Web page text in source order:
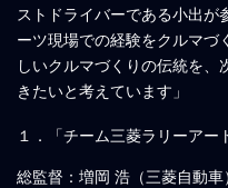
ストドライバーである小出が
ーツ現場での経験をクルマづ
しいクルマづくりの伝統を
きたいと考えています」
１．「チーム三菱ラリーアー
総監督：増岡 浩（三菱自動車